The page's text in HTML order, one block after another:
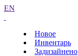
EN
Новое
Инвентарь
Задизайнено